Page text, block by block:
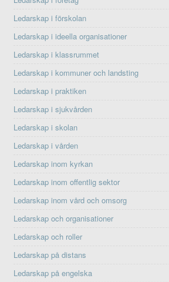
Ledarskap i förskolan
Ledarskap i ideella organisationer
Ledarskap i klassrummet
Ledarskap i kommuner och landsting
Ledarskap i praktiken
Ledarskap i sjukvården
Ledarskap i skolan
Ledarskap i vården
Ledarskap inom kyrkan
Ledarskap inom offentlig sektor
Ledarskap inom vård och omsorg
Ledarskap och organisationer
Ledarskap och roller
Ledarskap på distans
Ledarskap på engelska